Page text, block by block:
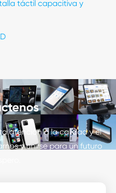
táctil capacitiva y
atención a la calidad y el
y unirse para un futuro